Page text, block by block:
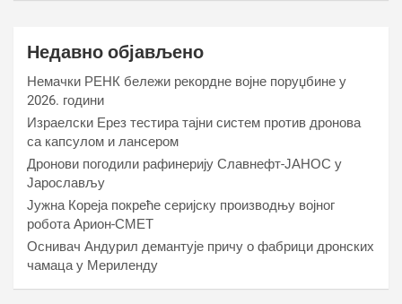
Недавно објављено
Немачки РЕНК бележи рекордне војне поруџбине у
2026. години
Израелски Ерез тестира тајни систем против дронова
са капсулом и лансером
Дронови погодили рафинерију Славнефт-ЈАНОС у
Јарослављу
Јужна Кореја покреће серијску производњу војног
робота Арион-СМЕТ
Оснивач Андурил демантује причу о фабрици дронских
чамаца у Мериленду